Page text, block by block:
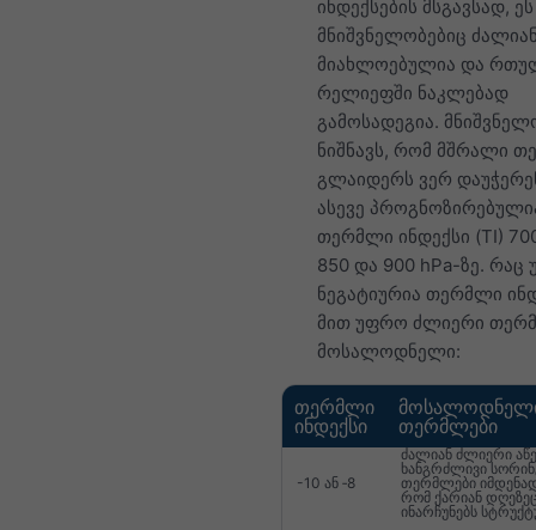
ინდექსების მსგავსად, ეს
მნიშვნელობებიც
მიახლოებულია და
რელიეფში ნაკლებად
გამოსადეგია.
ნიშნავს, რომ მშრალი
გლაიდერს ვერ
ასევე
თერმლი ინდექსი (TI)
850 და 900 hPa-ზე.
ნეგატიურია თერმლი
მით უფრო ძლიერი
მოსალოდნელი:
თერმლი
ინდექსი
თერმლები
-10 ან ‑8
ძალიან ძლიერი
ხანგრძლივი
თერმლები
რომ ქარიან
ინარჩუნებს